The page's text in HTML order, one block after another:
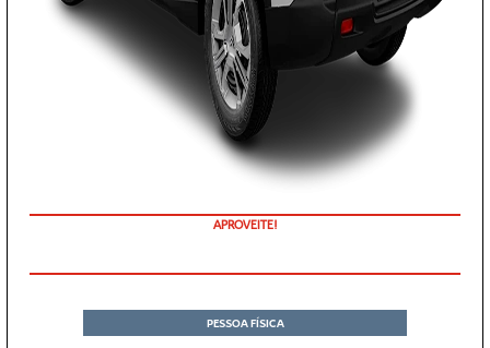
APROVEITE!
PESSOA FÍSICA